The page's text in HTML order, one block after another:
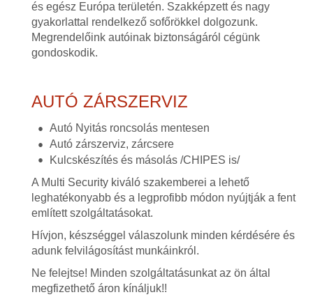
és egész Európa területén. Szakképzett és nagy
gyakorlattal rendelkező sofőrökkel dolgozunk.
Megrendelőink autóinak biztonságáról cégünk
gondoskodik.
AUTÓ ZÁRSZERVIZ
Autó Nyitás roncsolás mentesen
Autó zárszerviz, zárcsere
Kulcskészítés és másolás /CHIPES is/
A Multi Security kiváló szakemberei a lehető
leghatékonyabb és a legprofibb módon nyújtják a fent
említett szolgáltatásokat.
Hívjon, készséggel válaszolunk minden kérdésére és
adunk felvilágosítást munkáinkról.
Ne felejtse! Minden szolgáltatásunkat az ön által
megfizethető áron kínáljuk!!